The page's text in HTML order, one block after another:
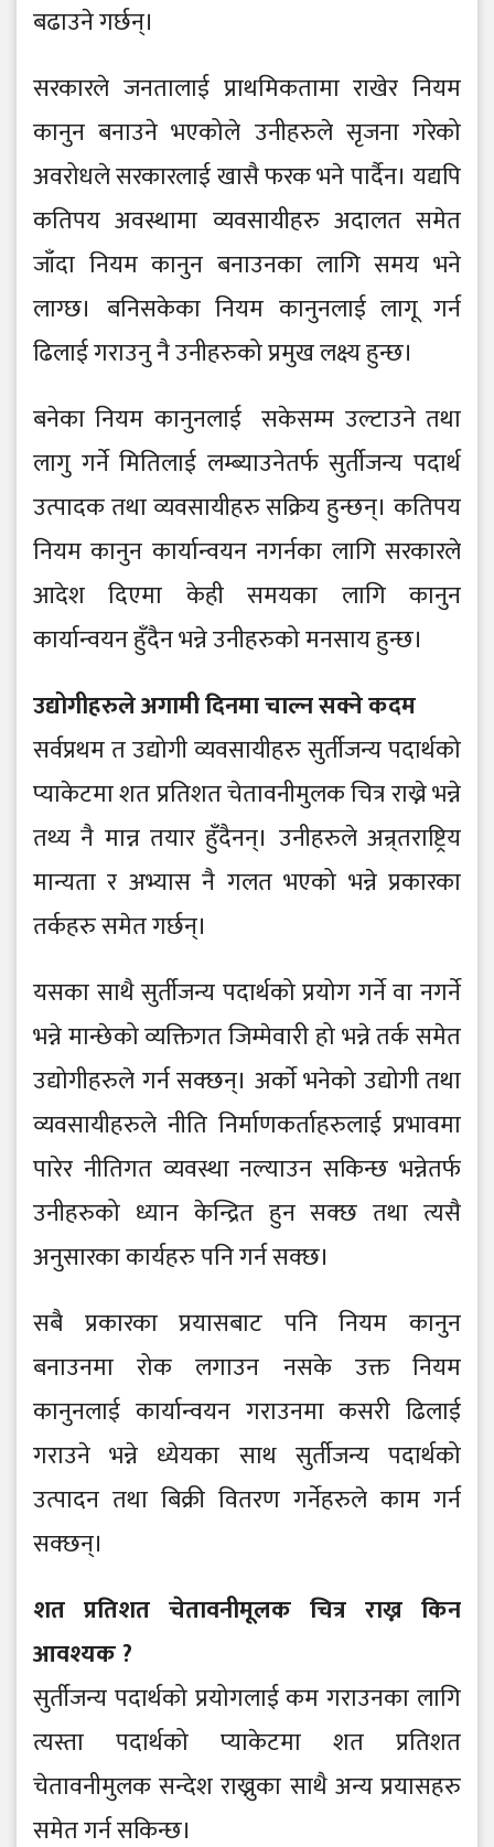
बढाउने गर्छन्।
सरकारले जनतालाई प्राथमिकतामा राखेर नियम
कानुन बनाउने भएकोले उनीहरुले सृजना गरेको
अवरोधले सरकारलाई खासै फरक भने पार्दैन। यद्यपि
कतिपय अवस्थामा व्यवसायीहरु अदालत समेत
जाँदा नियम कानुन बनाउनका लागि समय भने
लाग्छ। बनिसकेका नियम कानुनलाई लागू गर्न
ढिलाई गराउनु नै उनीहरुको प्रमुख लक्ष्य हुन्छ।
बनेका नियम कानुनलाई सकेसम्म उल्टाउने तथा
लागु गर्ने मितिलाई लम्ब्याउनेतर्फ सुर्तीजन्य पदार्थ
उत्पादक तथा व्यवसायीहरु सक्रिय हुन्छन्। कतिपय
नियम कानुन कार्यान्वयन नगर्नका लागि सरकारले
आदेश दिएमा केही समयका लागि कानुन
कार्यान्वयन हुँदैन भन्ने उनीहरुको मनसाय हुन्छ।
उद्योगीहरुले अगामी दिनमा चाल्न सक्ने कदम
सर्वप्रथम त उद्योगी व्यवसायीहरु सुर्तीजन्य पदार्थको
प्याकेटमा शत प्रतिशत चेतावनीमुलक चित्र राख्ने भन्ने
तथ्य नै मान्न तयार हुँदैनन्। उनीहरुले अन्र्तराष्ट्रिय
मान्यता र अभ्यास नै गलत भएको भन्ने प्रकारका
तर्कहरु समेत गर्छन्।
यसका साथै सुर्तीजन्य पदार्थको प्रयोग गर्ने वा नगर्ने
भन्ने मान्छेको व्यक्तिगत जिम्मेवारी हो भन्ने तर्क समेत
उद्योगीहरुले गर्न सक्छन्। अर्काे भनेको उद्योगी तथा
व्यवसायीहरुले नीति निर्माणकर्ताहरुलाई प्रभावमा
पारेर नीतिगत व्यवस्था नल्याउन सकिन्छ भन्नेतर्फ
उनीहरुको ध्यान केन्द्रित हुन सक्छ तथा त्यसै
अनुसारका कार्यहरु पनि गर्न सक्छ।
सबै प्रकारका प्रयासबाट पनि नियम कानुन
बनाउनमा रोक लगाउन नसके उक्त नियम
कानुनलाई कार्यान्वयन गराउनमा कसरी ढिलाई
गराउने भन्ने ध्येयका साथ सुर्तीजन्य पदार्थको
उत्पादन तथा बिक्री वितरण गर्नेहरुले काम गर्न
सक्छन्।
शत प्रतिशत चेतावनीमूलक चित्र राख्न किन
आवश्यक ?
सुर्तीजन्य पदार्थको प्रयोगलाई कम गराउनका लागि
त्यस्ता पदार्थको प्याकेटमा शत प्रतिशत
चेतावनीमुलक सन्देश राख्नुका साथै अन्य प्रयासहरु
समेत गर्न सकिन्छ।